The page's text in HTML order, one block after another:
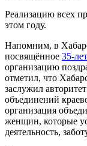
Реализацию всех
этом году.
Напомним, в
посвящённое 35-
организацию
отметил, что
заслужил
объединений
организация
женщин, которые
деятельность,